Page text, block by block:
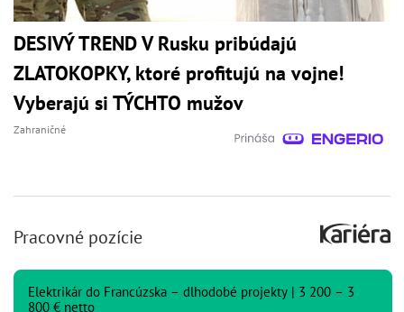
DESIVÝ TREND V Rusku pribúdajú
ZLATOKOPKY, ktoré profitujú na vojne!
Vyberajú si TÝCHTO mužov
Zahraničné
Pracovné pozície
Elektrikár do Francúzska – dlhodobé projekty | 3 200 – 3
800 € netto